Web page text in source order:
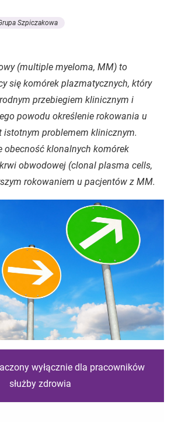
Szpiczakowa
(multiple myeloma, MM) to
się komórek plazmatycznych, który
przebiegiem klinicznym i
powodu określenie rokowania u
problemem klinicznym.
obecność klonalnych komórek
obwodowej (clonal plasma cells,
rokowaniem u pacjentów z MM.
wyłącznie dla pracowników
służby zdrowia